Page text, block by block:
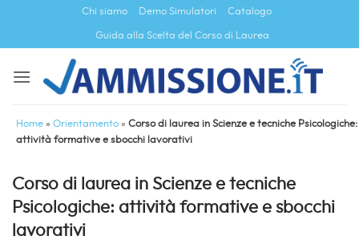
contenuti
Chi siamo Demo Simulatori Catalogo
Guida alla Scelta del Corso di Laurea
Home » Orientamento » Corso di laurea in Scienze e tecniche Psicologiche:
attività formative e sbocchi lavorativi
Corso di laurea in Scienze e tecniche
Psicologiche: attività formative e sbocchi
lavorativi